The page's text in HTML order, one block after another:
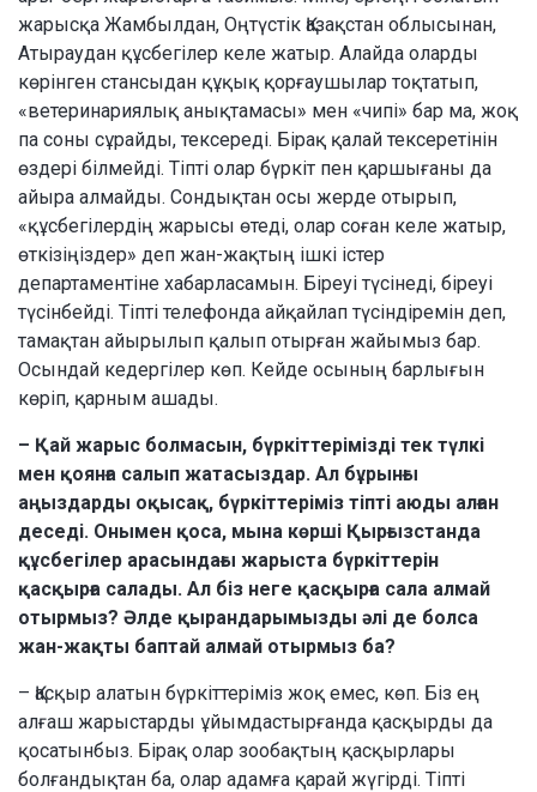
жарысқа Жамбылдан, Оңтүстік Қазақстан облысынан,
Атыраудан құсбегілер келе жатыр. Алайда оларды
көрінген стансыдан құқық қорғаушылар тоқтатып,
«ветеринариялық анықтамасы» мен «чипі» бар ма, жоқ
па соны сұрайды, тексереді. Бірақ қалай тексеретінін
өздері білмейді. Тіпті олар бүркіт пен қаршығаны да
айыра алмайды. Сондықтан осы жерде отырып,
«құсбегілердің жарысы өтеді, олар соған келе жатыр,
өткізіңіздер» деп жан-жақтың ішкі істер
департаментіне хабарласамын. Біреуі түсінеді, біреуі
түсінбейді. Тіпті телефонда айқайлап түсіндіремін деп,
тамақтан айырылып қалып отырған жайымыз бар.
Осындай кедергілер көп. Кейде осының барлығын
көріп, қарным ашады.
– Қай жарыс болмасын, бүркіттерімізді тек түлкі
мен қоянға салып жатасыздар. Ал бұрынғы
аңыздарды оқысақ, бүркіттеріміз тіпті аюды алған
деседі. Онымен қоса, мына көрші Қырғызстанда
құсбегілер арасындағы жарыста бүркіттерін
қасқырға салады. Ал біз неге қасқырға сала алмай
отырмыз? Әлде қырандарымызды әлі де болса
жан-жақты баптай алмай отырмыз ба?
– Қасқыр алатын бүркіттеріміз жоқ емес, көп. Біз ең
алғаш жарыстарды ұйымдастырғанда қасқырды да
қосатынбыз. Бірақ олар зообақтың қасқырлары
болғандықтан ба, олар адамға қарай жүгірді. Тіпті